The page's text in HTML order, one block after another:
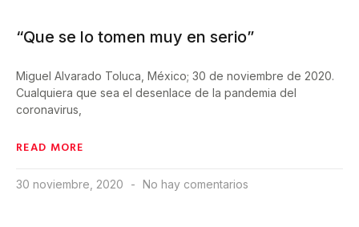
“Que se lo tomen muy en serio”
Miguel Alvarado Toluca, México; 30 de noviembre de 2020.
Cualquiera que sea el desenlace de la pandemia del
coronavirus,
READ MORE
30 noviembre, 2020 No hay comentarios